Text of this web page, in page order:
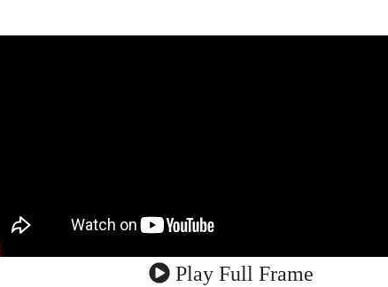
Play Full Frame